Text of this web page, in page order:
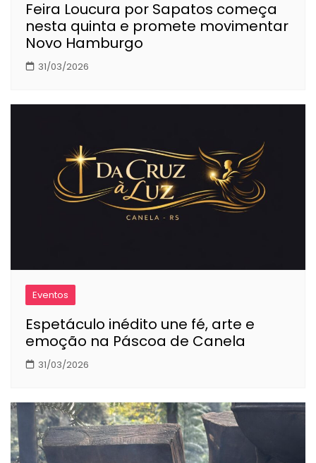
Feira Loucura por Sapatos começa
nesta quinta e promete movimentar
Novo Hamburgo
31/03/2026
Eventos
Espetáculo inédito une fé, arte e
emoção na Páscoa de Canela
31/03/2026